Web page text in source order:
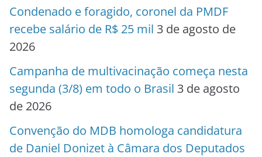
Condenado e foragido, coronel da PMDF
recebe salário de R$ 25 mil 3 de agosto de
2026
Campanha de multivacinação começa nesta
segunda (3/8) em todo o Brasil 3 de agosto
de 2026
Convenção do MDB homologa candidatura
de Daniel Donizet à Câmara dos Deputados